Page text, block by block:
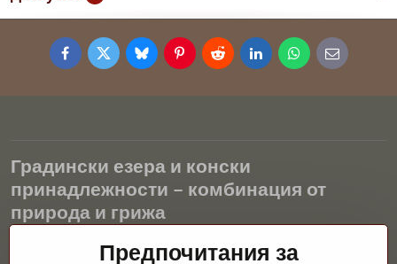
FacebookTwitterBlueskyPinterestRedditLinkedInWhatsApp
E-
mail
Градински езера и конски
принадлежности – комбинация от
природа и грижа
Градинските езера са красиво допълнение към всеки екстериор
Предпочитания за